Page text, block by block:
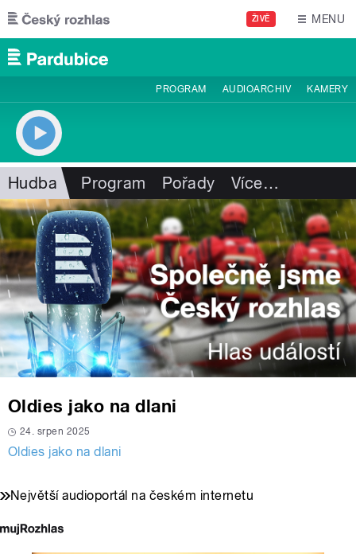
Přejít k hlavnímu obsahu
ŽIVĚ MENU
PROGRAM AUDIOARCHIV KAMERY
Hudba Program Pořady Více…
Oldies jako na dlani
24. srpen 2025
Oldies jako na dlani
Největší audioportál na českém internetu